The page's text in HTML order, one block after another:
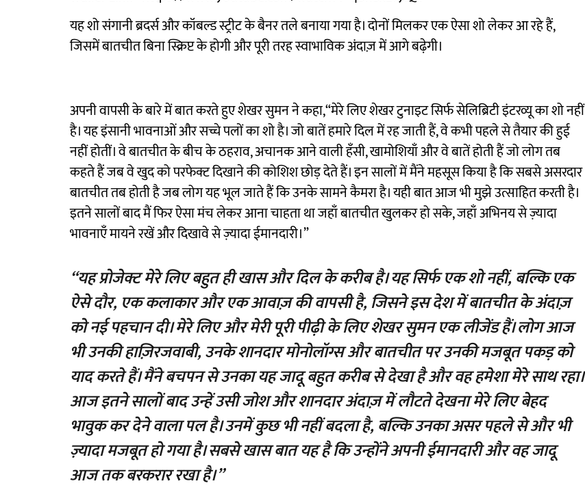
यह शो संगानी ब्रदर्स और कॉबल्ड स्ट्रीट के बैनर तले बनाया गया है। दोनों मिलकर एक ऐसा शो लेकर आ रहे हैं,
जिसमें बातचीत बिना स्क्रिप्ट के होगी और पूरी तरह स्वाभाविक अंदाज़ में आगे बढ़ेगी।
अपनी वापसी के बारे में बात करते हुए शेखर सुमन ने कहा,“मेरे लिए शेखर टुनाइट सिर्फ सेलिब्रिटी इंटरव्यू का शो नहीं
है। यह इंसानी भावनाओं और सच्चे पलों का शो है। जो बातें हमारे दिल में रह जाती हैं, वे कभी पहले से तैयार की हुई
नहीं होतीं। वे बातचीत के बीच के ठहराव, अचानक आने वाली हँसी, खामोशियाँ और वे बातें होती हैं जो लोग तब
कहते हैं जब वे खुद को परफेक्ट दिखाने की कोशिश छोड़ देते हैं। इन सालों में मैंने महसूस किया है कि सबसे असरदार
बातचीत तब होती है जब लोग यह भूल जाते हैं कि उनके सामने कैमरा है। यही बात आज भी मुझे उत्साहित करती है।
इतने सालों बाद मैं फिर ऐसा मंच लेकर आना चाहता था जहाँ बातचीत खुलकर हो सके, जहाँ अभिनय से ज़्यादा
भावनाएँ मायने रखें और दिखावे से ज़्यादा ईमानदारी।”
“यह प्रोजेक्ट मेरे लिए बहुत ही खास और दिल के करीब है। यह सिर्फ एक शो नहीं, बल्कि एक
ऐसे दौर, एक कलाकार और एक आवाज़ की वापसी है, जिसने इस देश में बातचीत के अंदाज़
को नई पहचान दी। मेरे लिए और मेरी पूरी पीढ़ी के लिए शेखर सुमन एक लीजेंड हैं। लोग आज
भी उनकी हाज़िरजवाबी, उनके शानदार मोनोलॉग्स और बातचीत पर उनकी मजबूत पकड़ को
याद करते हैं। मैंने बचपन से उनका यह जादू बहुत करीब से देखा है और वह हमेशा मेरे साथ रहा।
आज इतने सालों बाद उन्हें उसी जोश और शानदार अंदाज़ में लौटते देखना मेरे लिए बेहद
भावुक कर देने वाला पल है। उनमें कुछ भी नहीं बदला है, बल्कि उनका असर पहले से और भी
ज़्यादा मजबूत हो गया है। सबसे खास बात यह है कि उन्होंने अपनी ईमानदारी और वह जादू
आज तक बरकरार रखा है।”